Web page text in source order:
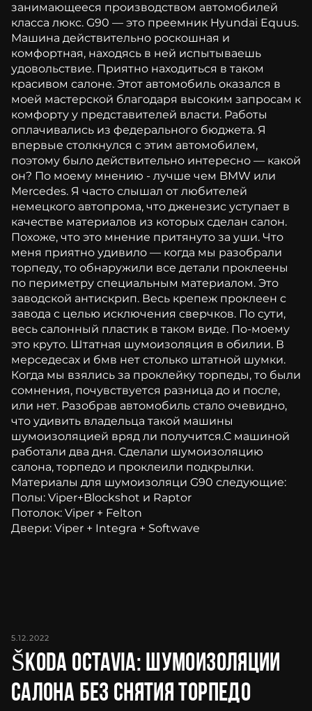
занимающееся производством автомобилей
класса люкс. G90 — это преемник Hyundai Equus.
Машина действительно роскошная и
комфортная, находясь в ней испытываешь
удовольствие. Приятно находиться в таком
красивом салоне. Этот автомобиль оказался в
моей мастерской благодаря высоким запросам к
комфорту у представителей власти. Работы
оплачивались из федерального бюджета. Я
впервые столкнулся с этим автомобилем,
поэтому было действительно интересно — какой
он? По моему мнению - лучше чем BMW или
Mercedes. Я часто слышал от любителей
немецкого автопрома, что дженезис уступает в
качестве материалов из которых сделан салон.
Похоже, что это мнение притянуто за уши. Что
меня приятно удивило — когда мы разобрали
торпеду, то обнаружили все детали проклеены
по периметру специальным материалом. Это
заводской антискрип. Весь крепеж проклеен с
завода с целью исключения сверчков. По сути,
весь салонный пластик в таком виде. По-моему
это круто. Штатная шумоизоляция в обилии. В
мерседесах и бмв нет столько штатной шумки.
Когда мы взялись за проклейку торпеды, то были
сомнения, почувствуется разница до и после,
или нет. Разобрав автомобиль стало очевидно,
что удивить владельца такой машины
шумоизоляцией вряд ли получится.С машиной
работали два дня. Сделали шумоизоляцию
салона, торпедо и проклеили подкрылки.
Материалы для шумоизоляци G90 следующие:
Полы: Viper+Blockshot и Raptor
Потолок: Viper + Felton
Двери: Viper + Integra + Softwave
5.12.2022
Škoda Octavia: шумоизоляции
салона без снятия торпедо